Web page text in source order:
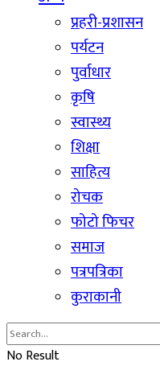
प्रहरी-प्रशासन
पर्यटन
पुर्वाधार
कृषि
स्वास्थ्य
शिक्षा
साहित्य
रोचक
फोटो फिचर
समाज
पत्रपत्रिका
कुराकानी
No Result